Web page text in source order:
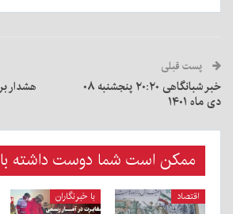
پست قبلی
خبر شبانگاهی ٢۰:٢٠ پنجشنبه ۰۸
دی ماه ۱۴۰۱
هشدار
ممکن است شما دوست داشته
اقتصاد با خبرنگاران